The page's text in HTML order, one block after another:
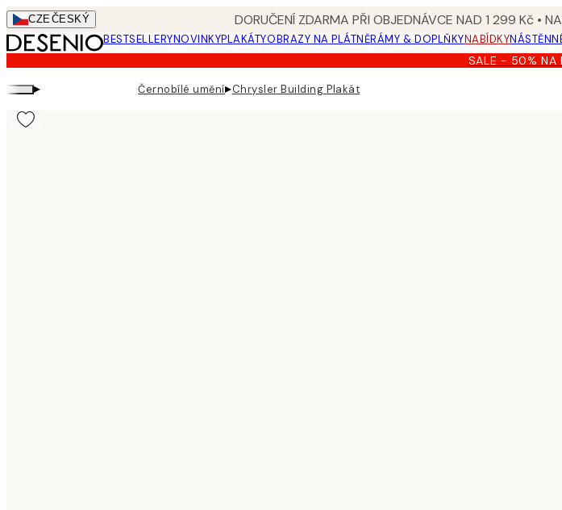
Skip
to
main
content.
CZEČESKÝ DORUČENÍ ZDARMA PŘI OBJEDNÁVCE NAD 1 299 Kč •
BESTSELLERYNOVINKYPLAKÁTYOBRAZY NA PLÁTNĚRÁMY & DOPLŇKYNABÍDKY
SALE - 50% NA
▸ Černobílé umění▸Chrysler Building Plakát